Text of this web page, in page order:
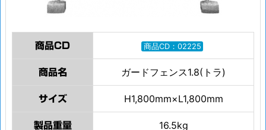
商品CD 商品CD：02225
商品名 ガードフェンス1.8(トラ)
サイズ H1,800mm×L1,800mm
製品重量 16.5kg